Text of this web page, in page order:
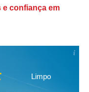
e confiança em
Limpo